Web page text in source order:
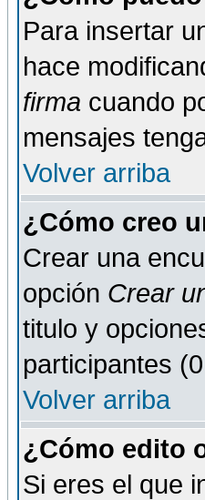
Para insertar
hace
firma cuando
mensajes
Volver arriba
¿Cómo creo
Crear una
opción Crear
titulo y
participantes
Volver arriba
¿Cómo edito
Si eres el que